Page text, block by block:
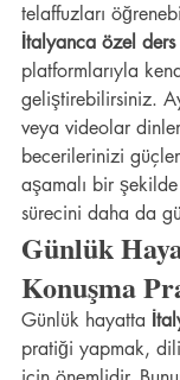
telaffuzları
İtalyanca özel
platformlarıyla
geliştirebilirsiniz.
veya videolar
becerilerinizi
aşamalı bir
sürecini daha da
Günlük
Konuşma
Günlük hayatta
pratiği yapmak,